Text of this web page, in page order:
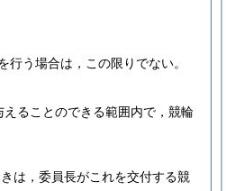
う場合は，この限りでない。
ることのできる範囲内で，競輪
は，委員長がこれを交付する競